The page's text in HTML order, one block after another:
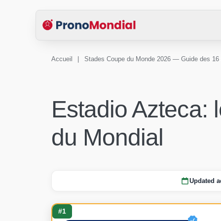
Accueil Stades Coupe du Monde 2026 — Guide des 16
Estadio Azteca:
du Mondial
Updated
#1